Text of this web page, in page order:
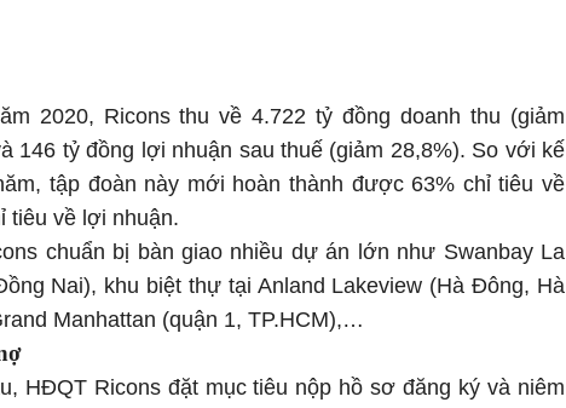
2020, Ricons thu về 4.722 tỷ đồng doanh thu (giảm
146 tỷ đồng lợi nhuận sau thuế (giảm 28,8%). So với kế
tập đoàn này mới hoàn thành được 63% chỉ tiêu về
tiêu về lợi nhuận.
chuẩn bị bàn giao nhiều dự án lớn như Swanbay La
Nai), khu biệt thự tại Anland Lakeview (Hà Đông, Hà
Manhattan (quận 1, TP.HCM),…
HĐQT Ricons đặt mục tiêu nộp hồ sơ đăng ký và niêm